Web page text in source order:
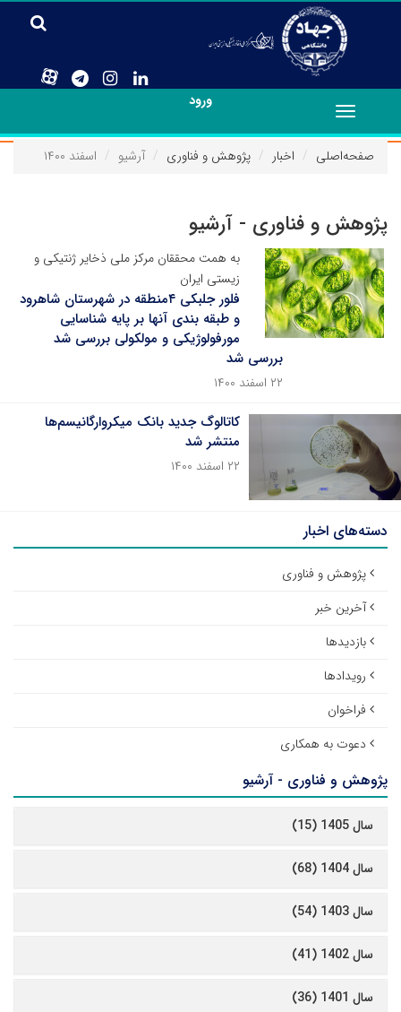
ورود
Toggle
navigation
صفحه‌اصلی
اخبار پژوهش و فناوری آرشیو اسفند ۱۴۰۰
پژوهش و فناوری - آرشیو
به همت محققان مرکز ملی ذخایر ژنتیکی و
زیستی ایران
فلور جلبکی ۴منطقه در شهرستان شاهرود
و طبقه بندی آنها بر پایه شناسایی
مورفولوژیکی و مولکولی بررسی شد
بررسی شد
۲۲ اسفند ۱۴۰۰
کاتالوگ جدید بانک میکروارگانیسم‌ها
منتشر شد
۲۲ اسفند ۱۴۰۰
دسته‌های اخبار
پژوهش و فناوری
آخرین خبر
بازدیدها
رویدادها
فراخوان
دعوت به همکاری
پژوهش و فناوری - آرشیو
سال 1405 (15)
سال 1404 (68)
سال 1403 (54)
سال 1402 (41)
سال 1401 (36)